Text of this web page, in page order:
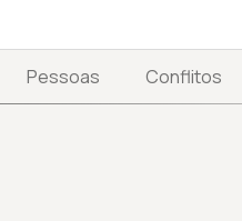
Pessoas Conflitos